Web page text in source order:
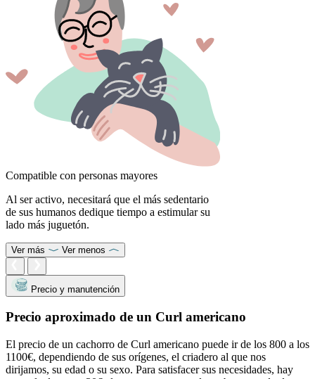
Compatible con personas mayores
Al ser activo, necesitará que el más sedentario
de sus humanos dedique tiempo a estimular su
lado más juguetón.
Ver más Ver menos
Precio y manutención
Precio aproximado de un Curl americano
El precio de un cachorro de Curl americano puede ir de los 800 a los
1100€, dependiendo de sus orígenes, el criadero al que nos
dirijamos, su edad o su sexo. Para satisfacer sus necesidades, hay